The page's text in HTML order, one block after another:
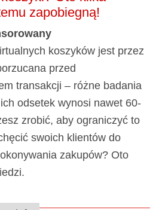
zapobiegną!
koszyków jest przez
przed
transakcji – różne badania
odsetek wynosi nawet 60-
zrobić, aby ograniczyć to
swoich klientów do
zakupów? Oto